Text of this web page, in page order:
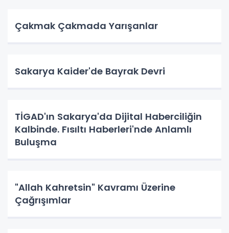
Çakmak Çakmada Yarışanlar
Sakarya Kaider'de Bayrak Devri
TİGAD'ın Sakarya'da Dijital Haberciliğin
Kalbinde. Fısıltı Haberleri'nde Anlamlı
Buluşma
"Allah Kahretsin" Kavramı Üzerine
Çağrışımlar